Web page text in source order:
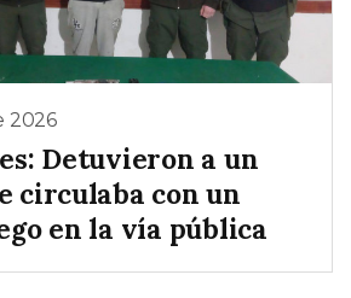
2026
Detuvieron a un
circulaba con un
en la vía pública